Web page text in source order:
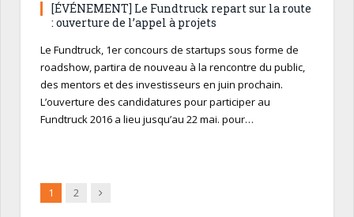
[ÉVÉNEMENT] Le Fundtruck repart sur la route
: ouverture de l’appel à projets
Le Fundtruck, 1er concours de startups sous forme de
roadshow, partira de nouveau à la rencontre du public,
des mentors et des investisseurs en juin prochain.
L’ouverture des candidatures pour participer au
Fundtruck 2016 a lieu jusqu’au 22 mai. pour…
1 2 Suivant